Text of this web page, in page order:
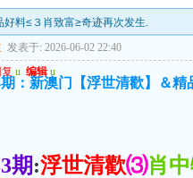
料≤３肖致富≥奇迹再次发生.
发表于: 2026-06-02 22:40
复 u 编辑 u
期：新澳门【浮世清歡】＆
期:浮世清歡⑶肖